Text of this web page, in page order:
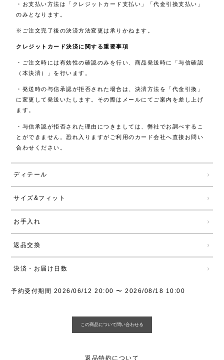
・お支払い方法は「クレジットカード支払い」「代金引換支払い」
のみとなります。
※ご注文完了後の決済方法変更は承りかねます。
クレジットカード決済に関する重要事項
・ご注文時には有効性の確認のみを行い、商品発送時に「与信確認
（本決済）」を行います。
・発送時の与信承認が拒否された場合は、決済方法を「代金引換」
に変更して発送いたします。その際はメールにてご案内を差し上げ
ます。
・与信承認が拒否された理由につきましては、弊社でお調べするこ
とができません。恐れ入りますがご利用のカード会社へ直接お問い
合わせください。
ディテール
サイズ&フィット
お手入れ
返品交換
決済・お届け日数
予約受付期間 2026/06/12 20:00〜 2026/08/18 10:00
返品特約について